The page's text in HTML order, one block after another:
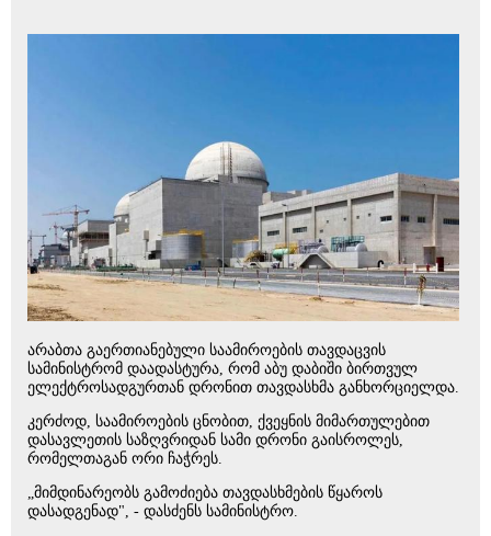
არაბთა გაერთიანებული საამიროების თავდაცვის
სამინისტრომ დაადასტურა, რომ აბუ დაბიში ბირთვულ
ელექტროსადგურთან დრონით თავდასხმა განხორციელდა.
კერძოდ, საამიროების ცნობით, ქვეყნის მიმართულებით
დასავლეთის საზღვრიდან სამი დრონი გაისროლეს,
რომელთაგან ორი ჩაჭრეს.
„მიმდინარეობს გამოძიება თავდასხმების წყაროს
დასადგენად", - დასძენს სამინისტრო.